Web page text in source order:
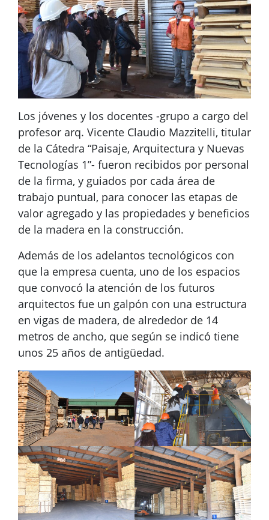
Los jóvenes y los docentes -grupo a cargo del
profesor arq. Vicente Claudio Mazzitelli, titular
de la Cátedra “Paisaje, Arquitectura y Nuevas
Tecnologías 1”- fueron recibidos por personal
de la firma, y guiados por cada área de
trabajo puntual, para conocer las etapas de
valor agregado y las propiedades y beneficios
de la madera en la construcción.
Además de los adelantos tecnológicos con
que la empresa cuenta, uno de los espacios
que convocó la atención de los futuros
arquitectos fue un galpón con una estructura
en vigas de madera, de alrededor de 14
metros de ancho, que según se indicó tiene
unos 25 años de antigüedad.